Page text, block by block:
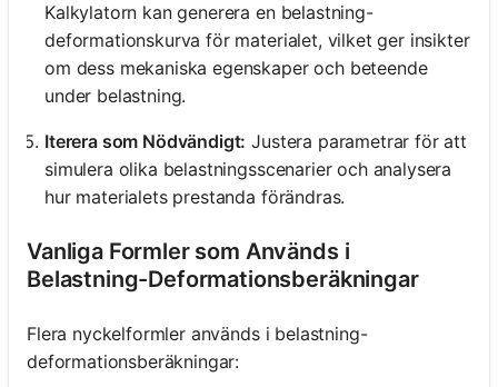
Kalkylatorn kan generera en belastning-
deformationskurva för materialet, vilket ger insikter
om dess mekaniska egenskaper och beteende
under belastning.
Iterera som Nödvändigt: Justera parametrar för att
simulera olika belastningsscenarier och analysera
hur materialets prestanda förändras.
Vanliga Formler som Används i
Belastning-Deformationsberäkningar
Flera nyckelformler används i belastning-
deformationsberäkningar: